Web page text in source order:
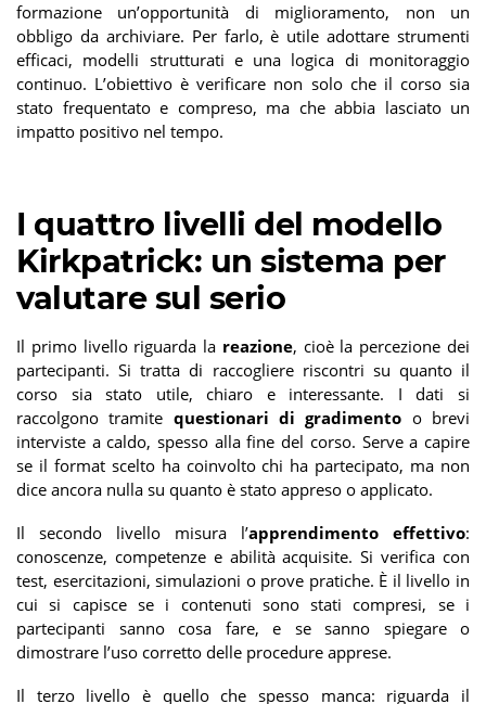
formazione un’opportunità di miglioramento, non un
obbligo da archiviare. Per farlo, è utile adottare strumenti
efficaci, modelli strutturati e una logica di monitoraggio
continuo. L’obiettivo è verificare non solo che il corso sia
stato frequentato e compreso, ma che abbia lasciato un
impatto positivo nel tempo.
I quattro livelli del modello
Kirkpatrick: un sistema per
valutare sul serio
Il primo livello riguarda la reazione, cioè la percezione dei
partecipanti. Si tratta di raccogliere riscontri su quanto il
corso sia stato utile, chiaro e interessante. I dati si
raccolgono tramite questionari di gradimento o brevi
interviste a caldo, spesso alla fine del corso. Serve a capire
se il format scelto ha coinvolto chi ha partecipato, ma non
dice ancora nulla su quanto è stato appreso o applicato.
Il secondo livello misura l’apprendimento effettivo:
conoscenze, competenze e abilità acquisite. Si verifica con
test, esercitazioni, simulazioni o prove pratiche. È il livello in
cui si capisce se i contenuti sono stati compresi, se i
partecipanti sanno cosa fare, e se sanno spiegare o
dimostrare l’uso corretto delle procedure apprese.
Il terzo livello è quello che spesso manca: riguarda il